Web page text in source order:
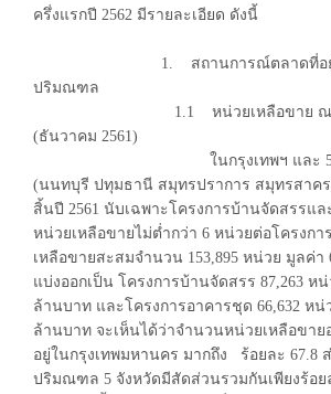
ครึ่งแรกปี 2562 มีรายละเอียด ดังนี้
1. สถานการณ์ตลาดที่อยู่อาศัย
ปริมณฑล
1.1 หน่วยเหลือขาย ณ สิ้น
(ธันวาคม 2561)
ในกรุงเทพฯ และ 5 จังห
(นนทบุรี ปทุมธานี สมุทรปราการ สมุทรสาค
สิ้นปี 2561 นับเฉพาะโครงการบ้านจัดสรรแ
หน่วยเหลือขายไม่ต่ำกว่า 6 หน่วยต่อโครงกา
เหลือขายสะสมจำนวน 153,895 หน่วย มูลค่า
แบ่งออกเป็น โครงการบ้านจัดสรร 87,263 หน่
ล้านบาท และโครงการอาคารชุด 66,632 หน่
ล้านบาท จะเห็นได้ว่าจำนวนหน่วยเหลือขา
อยู่ในกรุงเทพมหานคร มากถึง ร้อยละ 67.8
ปริมณฑล 5 จังหวัดมีสัดส่วนรวมกันเพียงร้อย